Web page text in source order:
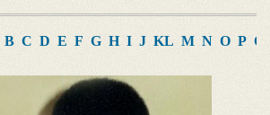
B C D E F G H I J KL M N O P Q